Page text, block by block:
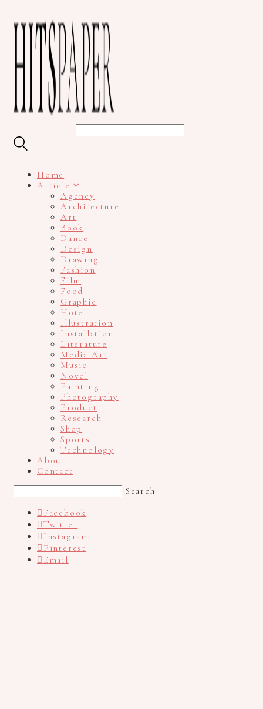
Home
Article
Agency
Architecture
Art
Book
Dance
Design
Drawing
Fashion
Film
Food
Graphic
Hotel
Illustration
Installation
Literature
Media Art
Music
Novel
Painting
Photography
Product
Research
Shop
Sports
Technology
About
Contact
Search
Facebook
Twitter
Instagram
Pinterest
Email